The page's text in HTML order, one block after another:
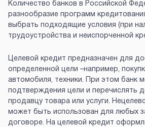
Количество банков в Российской
разнообразие программ
выбрать подходящие условия (при
трудоустройства и неиспорченной
Целевой кредит предназначен для
определенной цели –например,
автомобиля, техники. При этом банк
подтверждения цели и перечислять
продавцу товара или услуги.
может быть использован для любых
договоре. На целевой кредит